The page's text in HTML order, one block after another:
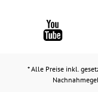
* Alle Preise inkl.